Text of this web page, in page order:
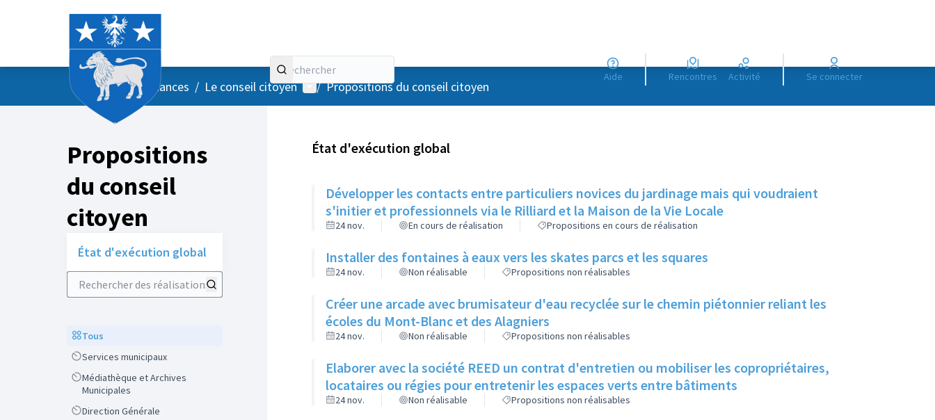
Aide Rencontres Activité Se connecter
AccueilMenu principal
/ Vos instances / Le conseil citoyen Menu utilisateur
/ Propositions du conseil citoyen
Propositions
du conseil
citoyen
État d'exécution global
Rechercher des réalisations
ScopeTous
ScopeServices municipaux
Scope
Médiathèque et Archives
Municipales
ScopeDirection Générale
État d'exécution global
Développer les contacts entre particuliers novices du jardinage mais qui voudraient
s'initier et professionnels via le Rilliard et la Maison de la Vie Locale
24 nov. En cours de réalisation Propositions en cours de réalisation
Installer des fontaines à eaux vers les skates parcs et les squares
24 nov. Non réalisable Propositions non réalisables
Créer une arcade avec brumisateur d'eau recyclée sur le chemin piétonnier reliant les
écoles du Mont-Blanc et des Alagniers
24 nov. Non réalisable Propositions non réalisables
Elaborer avec la société REED un contrat d'entretien ou mobiliser les copropriétaires,
locataires ou régies pour entretenir les espaces verts entre bâtiments
24 nov. Non réalisable Propositions non réalisables